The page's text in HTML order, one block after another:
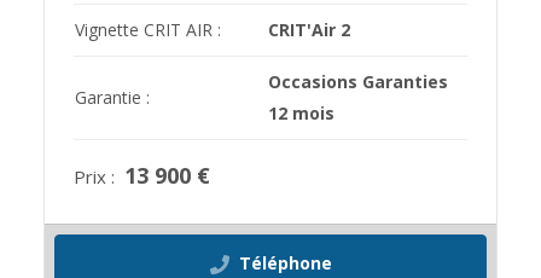
Vignette CRIT AIR : CRIT'Air 2
Garantie :
Occasions Garanties
12 mois
Prix : 13 900 €
Téléphone